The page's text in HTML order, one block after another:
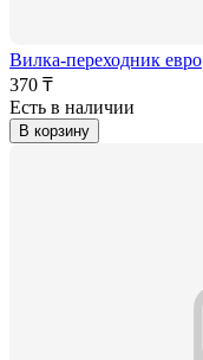
Вилка-переходник евро
370 ₸
Есть в наличии
В корзину